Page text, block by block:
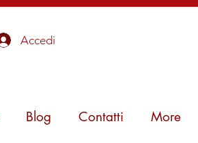
Accedi
Blog Contatti More